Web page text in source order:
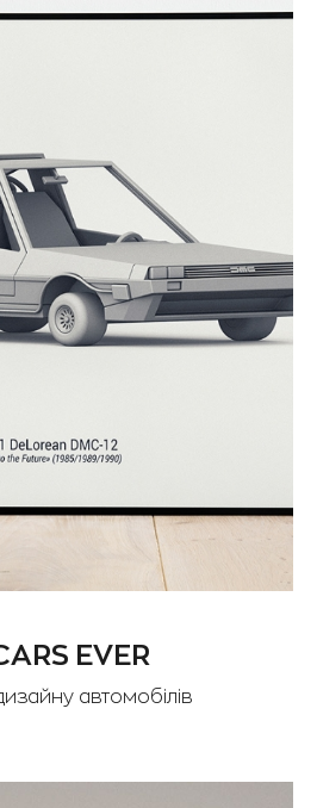
EVER
автомобілів